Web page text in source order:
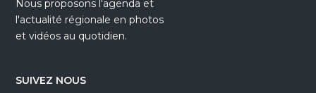
Nous proposons l'agenda et
l'actualité régionale en photos
et vidéos au quotidien.
SUIVEZ NOUS